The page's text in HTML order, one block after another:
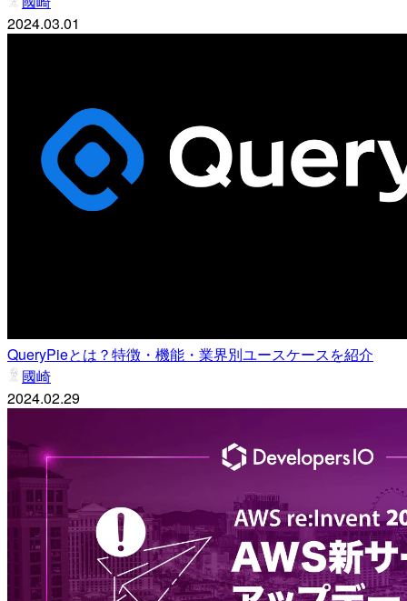
2024.03.01
QueryPieとは？特徴・機能・業界別ユースケースを紹介
國崎
2024.02.29